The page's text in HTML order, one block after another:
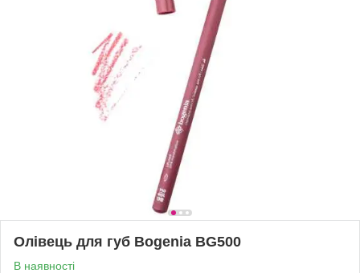
Олівець для губ Bogenia BG500
В наявності